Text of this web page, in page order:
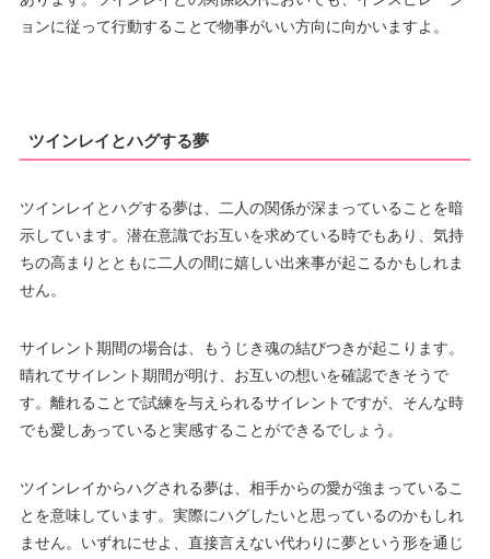
ョンに従って行動することで物事がいい方向に向かいますよ。
ツインレイとハグする夢
ツインレイとハグする夢は、二人の関係が深まっていることを暗
示しています。潜在意識でお互いを求めている時でもあり、気持
ちの高まりとともに二人の間に嬉しい出来事が起こるかもしれま
せん。
サイレント期間の場合は、もうじき魂の結びつきが起こります。
晴れてサイレント期間が明け、お互いの想いを確認できそうで
す。離れることで試練を与えられるサイレントですが、そんな時
でも愛しあっていると実感することができるでしょう。
ツインレイからハグされる夢は、相手からの愛が強まっているこ
とを意味しています。実際にハグしたいと思っているのかもしれ
ません。いずれにせよ、直接言えない代わりに夢という形を通じ